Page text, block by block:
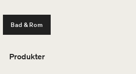
Bad & Rom
Produkter